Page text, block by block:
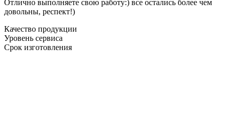
Отлично выполняете свою работу:) все остались более чем
довольны, респект!)
Качество продукции
Уровень сервиса
Срок изготовления